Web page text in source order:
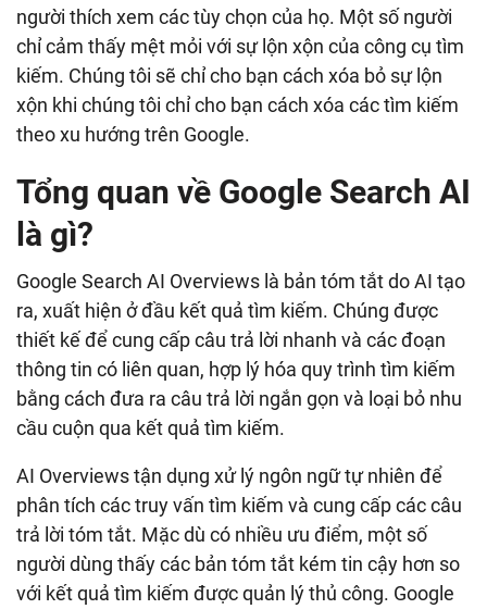
người thích xem các tùy chọn của họ. Một số người
chỉ cảm thấy mệt mỏi với sự lộn xộn của công cụ tìm
kiếm. Chúng tôi sẽ chỉ cho bạn cách xóa bỏ sự lộn
xộn khi chúng tôi chỉ cho bạn cách xóa các tìm kiếm
theo xu hướng trên Google.
Tổng quan về Google Search AI
là gì?
Google Search AI Overviews là bản tóm tắt do AI tạo
ra, xuất hiện ở đầu kết quả tìm kiếm. Chúng được
thiết kế để cung cấp câu trả lời nhanh và các đoạn
thông tin có liên quan, hợp lý hóa quy trình tìm kiếm
bằng cách đưa ra câu trả lời ngắn gọn và loại bỏ nhu
cầu cuộn qua kết quả tìm kiếm.
AI Overviews tận dụng xử lý ngôn ngữ tự nhiên để
phân tích các truy vấn tìm kiếm và cung cấp các câu
trả lời tóm tắt. Mặc dù có nhiều ưu điểm, một số
người dùng thấy các bản tóm tắt kém tin cậy hơn so
với kết quả tìm kiếm được quản lý thủ công. Google